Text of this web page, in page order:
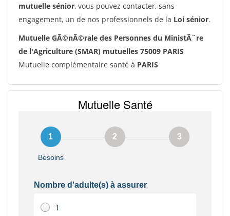
mutuelle sénior, vous pouvez contacter, sans
engagement, un de nos professionnels de la Loi sénior.
Mutuelle GÃ©nÃ©rale des Personnes du MinistÃ¨re
de l'Agriculture (SMAR) mutuelles 75009 PARIS
Mutuelle complémentaire santé à PARIS